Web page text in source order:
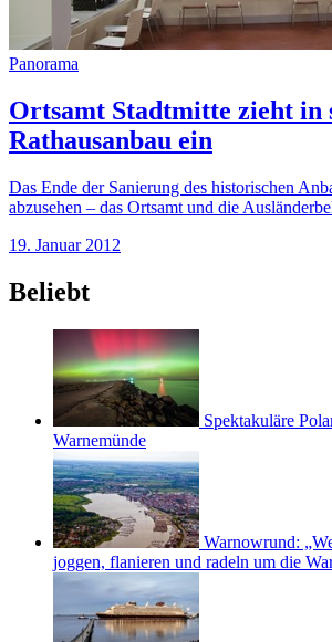
Panorama
Ortsamt Stadtmitte zieht in
Rathausanbau ein
Das Ende der Sanierung des historischen
abzusehen – das Ortsamt und die
19. Januar 2012
Beliebt
Spektakuläre
Warnemünde
Warnowrund:
joggen, flanieren und radeln um die